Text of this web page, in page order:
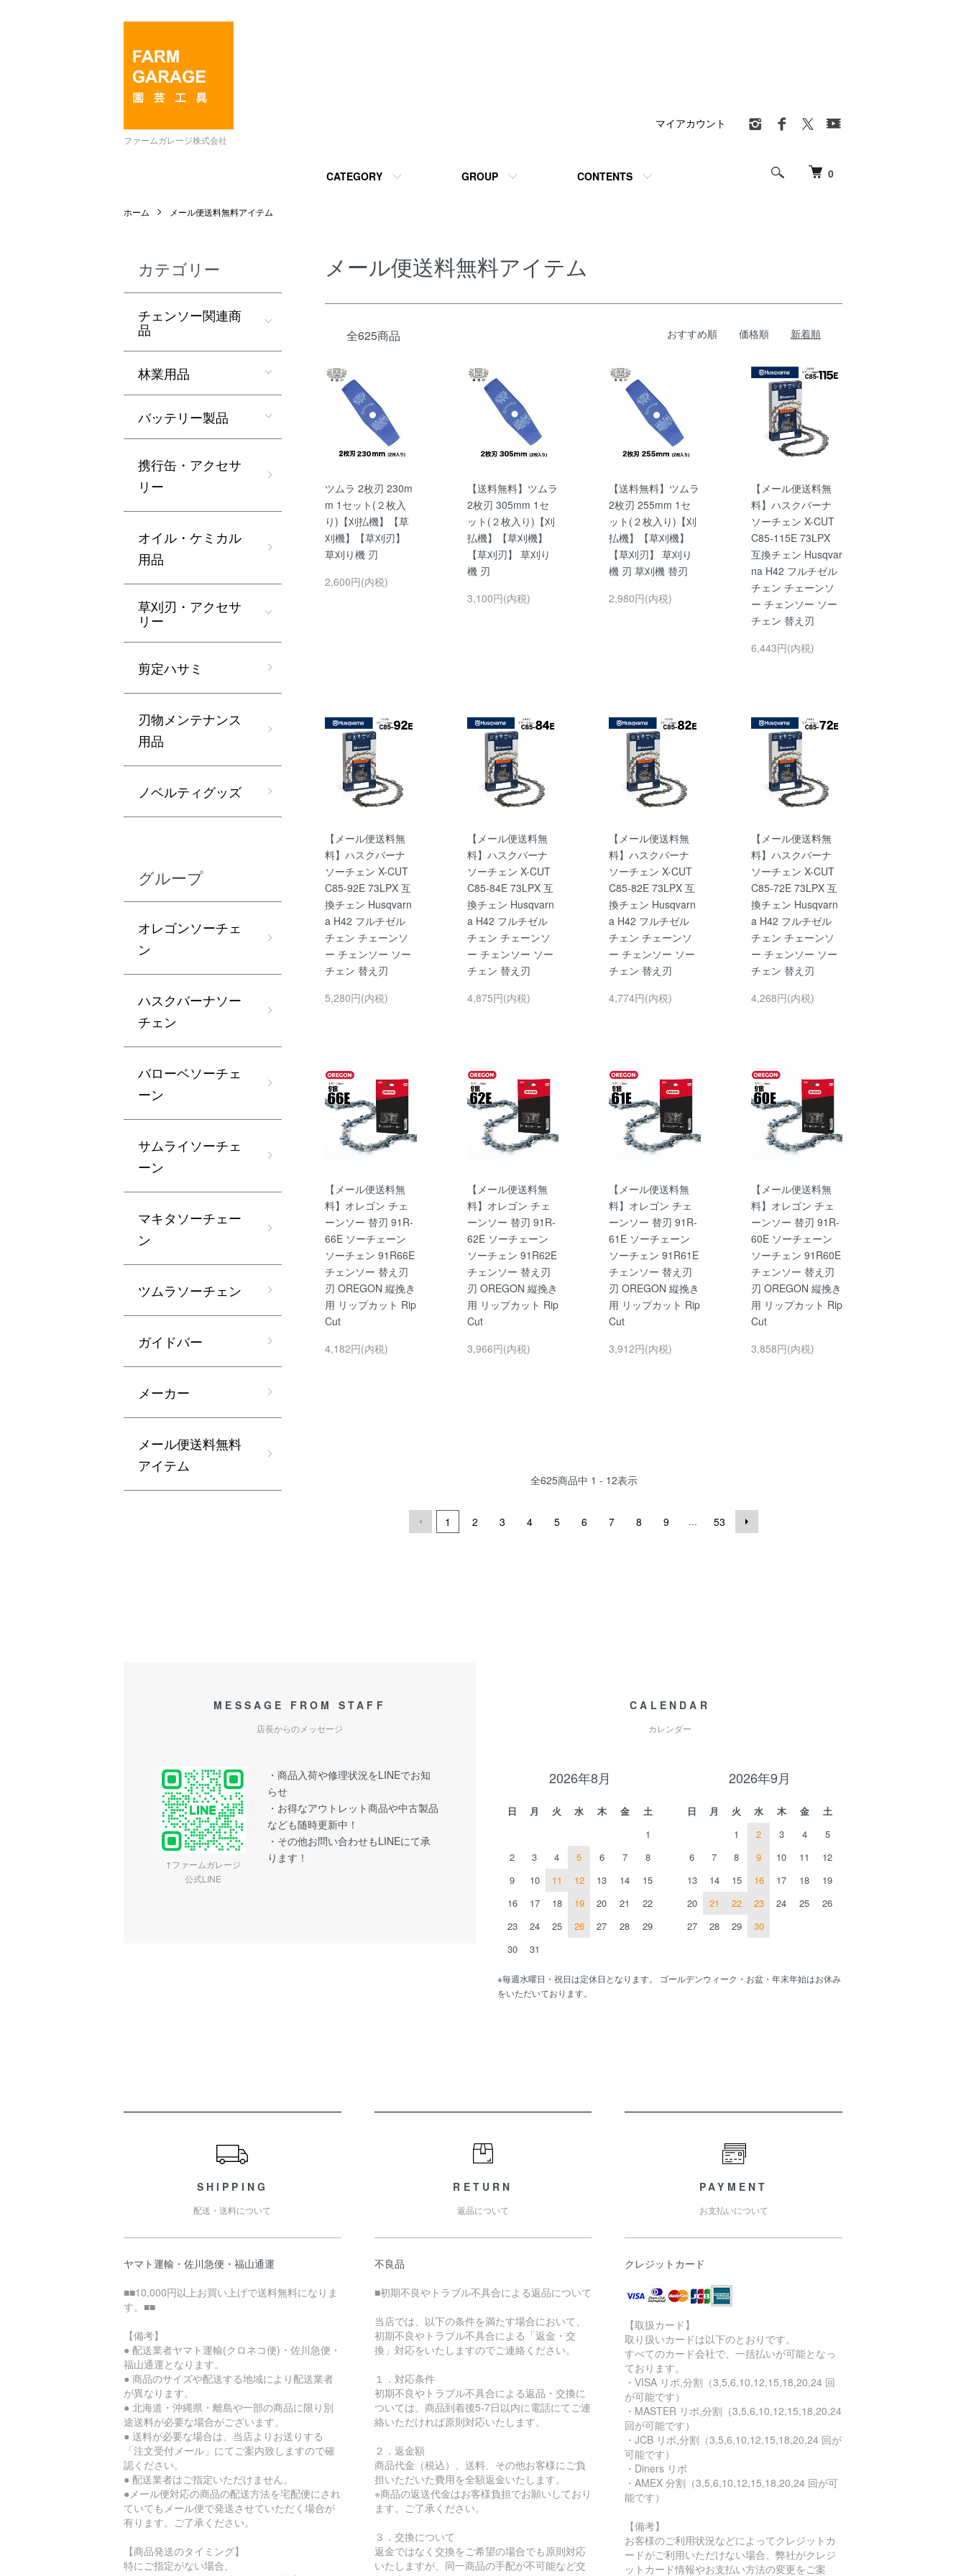
ファームガレージ株式会社
0
CATEGORY GROUP CONTENTS
マイアカウント
ホーム メール便送料無料アイテム
メール便送料無料アイテム
全625商品 おすすめ順 価格順 新着順
ツムラ 2枚刃 230m
m 1セット(２枚入
り)【刈払機】【草
刈機】【草刈刃】
草刈り機 刃
2,600円(内税)
【送料無料】ツムラ
2枚刃 305mm 1セ
ット(２枚入り)【刈
払機】【草刈機】
【草刈刃】 草刈り
機 刃
3,100円(内税)
【送料無料】ツムラ
2枚刃 255mm 1セ
ット(２枚入り)【刈
払機】【草刈機】
【草刈刃】 草刈り
機 刃 草刈機 替刃
2,980円(内税)
【メール便送料無
料】ハスクバーナ
ソーチェン X-CUT
C85-115E 73LPX
互換チェン Husqvar
na H42 フルチゼル
チェン チェーンソ
ー チェンソー ソー
チェン 替え刃
6,443円(内税)
【メール便送料無
料】ハスクバーナ
ソーチェン X-CUT
C85-92E 73LPX 互
換チェン Husqvarn
a H42 フルチゼル
チェン チェーンソ
ー チェンソー ソー
チェン 替え刃
5,280円(内税)
【メール便送料無
料】ハスクバーナ
ソーチェン X-CUT
C85-84E 73LPX 互
換チェン Husqvarn
a H42 フルチゼル
チェン チェーンソ
ー チェンソー ソー
チェン 替え刃
4,875円(内税)
【メール便送料無
料】ハスクバーナ
ソーチェン X-CUT
C85-82E 73LPX 互
換チェン Husqvarn
a H42 フルチゼル
チェン チェーンソ
ー チェンソー ソー
チェン 替え刃
4,774円(内税)
【メール便送料無
料】ハスクバーナ
ソーチェン X-CUT
C85-72E 73LPX 互
換チェン Husqvarn
a H42 フルチゼル
チェン チェーンソ
ー チェンソー ソー
チェン 替え刃
4,268円(内税)
【メール便送料無
料】オレゴン チェ
ーンソー 替刃 91R-
66E ソーチェーン
ソーチェン 91R66E
チェンソー 替え刃
刃 OREGON 縦挽き
用 リップカット Rip
Cut
4,182円(内税)
【メール便送料無
料】オレゴン チェ
ーンソー 替刃 91R-
62E ソーチェーン
ソーチェン 91R62E
チェンソー 替え刃
刃 OREGON 縦挽き
用 リップカット Rip
Cut
3,966円(内税)
【メール便送料無
料】オレゴン チェ
ーンソー 替刃 91R-
61E ソーチェーン
ソーチェン 91R61E
チェンソー 替え刃
刃 OREGON 縦挽き
用 リップカット Rip
Cut
3,912円(内税)
【メール便送料無
料】オレゴン チェ
ーンソー 替刃 91R-
60E ソーチェーン
ソーチェン 91R60E
チェンソー 替え刃
刃 OREGON 縦挽き
用 リップカット Rip
Cut
3,858円(内税)
全625商品中 1 - 12表示
1 2 3 4 5 6 7 8 9 ... 53
カテゴリー
チェンソー関連商
品
林業用品
バッテリー製品
携行缶・アクセサ
リー
オイル・ケミカル
用品
草刈刃・アクセサ
リー
剪定ハサミ
刃物メンテナンス
用品
ノベルティグッズ
グループ
オレゴンソーチェ
ン
ハスクバーナソー
チェン
バローベソーチェ
ーン
サムライソーチェ
ーン
マキタソーチェー
ン
ツムラソーチェン
ガイドバー
メーカー
メール便送料無料
アイテム
MESSAGE FROM STAFF
店長からのメッセージ
↑ファームガレージ
公式LINE
・商品入荷や修理状況をLINEでお知
らせ
・お得なアウトレット商品や中古製品
なども随時更新中！
・その他お問い合わせもLINEにて承
ります！
CALENDAR
カレンダー
2026年8月
日 月 火 水 木 金
土
1
2
3 4 5 6 7
8
9
10 11 12 13 14
15
16
17 18 19 20 21
22
23
24 25 26 27 28
29
30
31
2026年9月
日 月 火 水 木 金
土
1
2 3 4
5
6
7 8 9 10 11
12
13
14 15 16 17 18
19
20
21 22 23 24 25
26
27
28 29 30
※毎週水曜日・祝日は定休日となります。 ゴールデンウィーク・お盆・年末年始はお休み
をいただいております。
SHIPPING
配送・送料について
ヤマト運輸・佐川急便・福山通運
■■10,000円以上お買い上げで送料無料になりま
す。■■
【備考】
● 配送業者ヤマト運輸(クロネコ便)・佐川急便・
福山通運となります。
● 商品のサイズや配送する地域により配送業者
が異なります。
● 北海道・沖縄県・離島や一部の商品に限り別
途送料が必要な場合がございます。
● 送料が必要な場合は、当店よりお送りする
「注文受付メール」にてご案内致しますので確
認ください。
● 配送業者はご指定いただけません。
●メール便対応の商品の配送方法を宅配便にされ
ていてもメール便で発送させていただく場合が
有ります。ご了承ください。
【商品発送のタイミング】
特にご指定がない場合、
RETURN
返品について
不良品
■初期不良やトラブル不具合による返品について
当店では、以下の条件を満たす場合において、
初期不良やトラブル不具合による「返金・交
換」対応をいたしますのでご連絡ください。
１．対応条件
初期不良やトラブル不具合による返品・交換に
ついては、商品到着後5-7日以内に電話にてご連
絡いただければ原則対応いたします。
２．返金額
商品代金（税込）、送料、その他お客様にご負
担いただいた費用を全額返金いたします。
※商品の返送代金はお客様負担でお願いしており
ます。ご了承ください。
３．交換について
返金ではなく交換をご希望の場合でも原則対応
いたしますが、同一商品の手配が不可能など交
PAYMENT
お支払いについて
クレジットカード
【取扱カード】
取り扱いカードは以下のとおりです。
すべてのカード会社で、一括払いが可能となっ
ております。
・VISA リボ,分割（3,5,6,10,12,15,18,20,24 回
が可能です）
・MASTER リボ,分割（3,5,6,10,12,15,18,20,24
回が可能です）
・JCB リボ,分割（3,5,6,10,12,15,18,20,24 回が
可能です）
・Diners リボ
・AMEX 分割（3,5,6,10,12,15,18,20,24 回が可
能です）
【備考】
お客様のご利用状況などによってクレジットカ
ードがご利用いただけない場合、弊社がクレジ
ットカード情報やお支払い方法の変更をご案